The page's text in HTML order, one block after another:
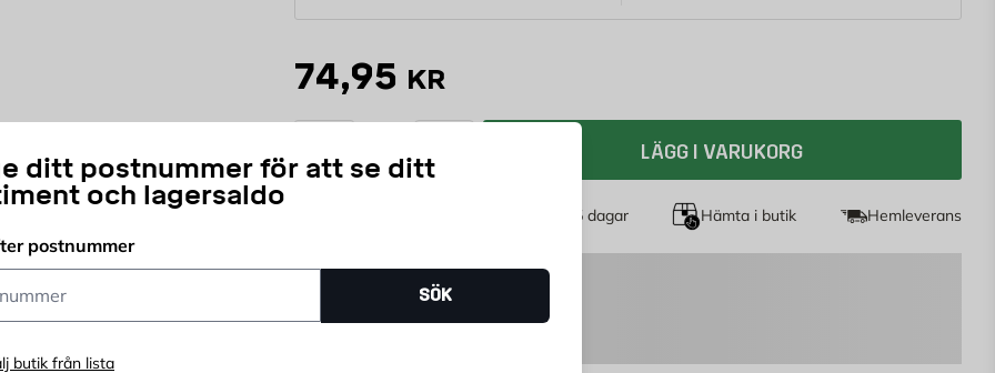
ditt postnummer för att se ditt
och lagersaldo
postnummer
SÖK
butik från lista
74,95 KR
st LÄGG I VARUKORG
Öppet köp i 365 dagar Hämta i butik Hemleverans